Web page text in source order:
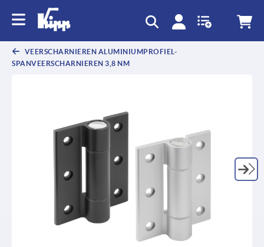
VEERSCHARNIEREN ALUMINIUMPROFIEL-
SPANVEERSCHARNIEREN 3,8 NM